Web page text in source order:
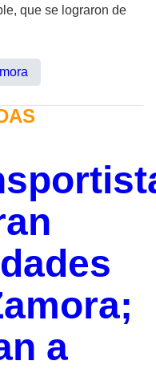
que se lograron de
a